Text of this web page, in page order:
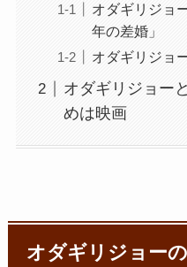
オダギリジョ
年の差婚」
オダギリジョ
オダギリジョー
めは映画
オダギリジョー